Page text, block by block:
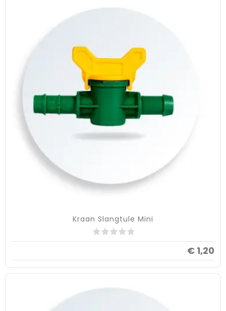
Kraan Slangtule Mini
€ 1,20